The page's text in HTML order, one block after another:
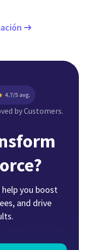
by Customers.
you boost
and drive